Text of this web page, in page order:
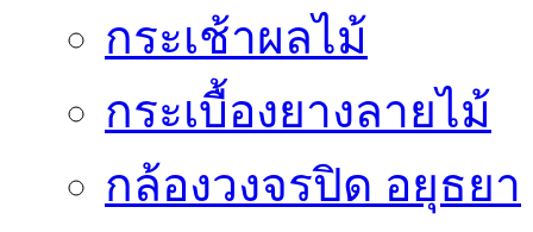
กระเช้าผลไม้
กระเบื้องยางลายไม้
กล้องวงจรปิด อยุธยา